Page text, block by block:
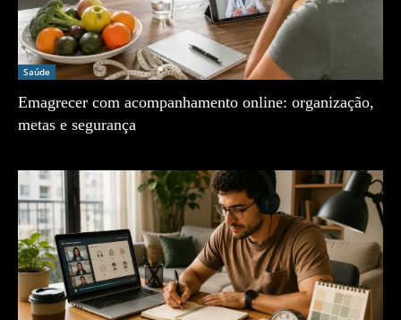
Saúde
Emagrecer com acompanhamento online: organização,
metas e segurança